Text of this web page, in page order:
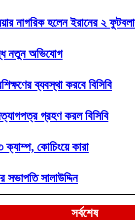
নাগরিক হলেন ইরানের ২
নতুন অভিযোগ
ব্যবস্থা করবে বিসিবি
গ্রহণ করল বিসিবি
কোচিংয়ে কারা
সভাপতি সালাউদ্দিন
সর্বশেষ